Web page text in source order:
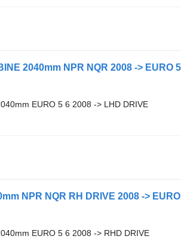
2040mm NPR NQR 2008 ->
EURO 5 6 2008 -> LHD DRIVE
EURO 5 6 2008 -> RHD DRIVE